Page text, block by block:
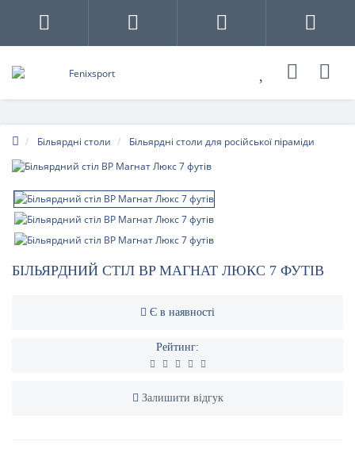
Більярдні столи Більярдні столи для російської піраміди
БІЛЬЯРДНИЙ СТІЛ BP МАГНАТ ЛЮКС 7 ФУТІВ
Є в наявності
Рейтинг:
Залишити відгук